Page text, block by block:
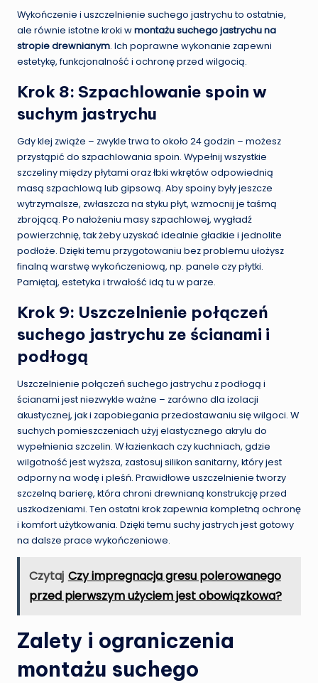
Wykończenie i uszczelnienie suchego jastrychu to ostatnie,
ale równie istotne kroki wmontażu suchego jastrychu na
stropie drewnianym. Ich poprawne wykonanie zapewni
estetykę, funkcjonalność i ochronę przed wilgocią.
Krok 8: Szpachlowanie spoin w
suchym jastrychu
Gdy klej zwiąże – zwykle trwa to około 24 godzin – możesz
przystąpić do szpachlowania spoin. Wypełnij wszystkie
szczeliny między płytami oraz łbki wkrętów odpowiednią
masą szpachlową lub gipsową. Aby spoiny były jeszcze
wytrzymalsze, zwłaszcza na styku płyt, wzmocnij je taśmą
zbrojącą. Po nałożeniu masy szpachlowej, wygładź
powierzchnię, tak żeby uzyskać idealnie gładkie i jednolite
podłoże. Dzięki temu przygotowaniu bez problemu ułożysz
finalną warstwę wykończeniową, np. panele czy płytki.
Pamiętaj, estetyka i trwałość idą tu w parze.
Krok 9: Uszczelnienie połączeń
suchego jastrychu ze ścianami i
podłogą
Uszczelnienie połączeń suchego jastrychu z podłogą i
ścianami jest niezwykle ważne – zarówno dla izolacji
akustycznej, jak i zapobiegania przedostawaniu się wilgoci. W
suchych pomieszczeniach użyj elastycznego akrylu do
wypełnienia szczelin. W łazienkach czy kuchniach, gdzie
wilgotność jest wyższa, zastosuj silikon sanitarny, który jest
odporny na wodę i pleśń. Prawidłowe uszczelnienie tworzy
szczelną barierę, która chroni drewnianą konstrukcję przed
uszkodzeniami. Ten ostatni krok zapewnia kompletną ochronę
i komfort użytkowania. Dzięki temu suchy jastrych jest gotowy
na dalsze prace wykończeniowe.
Czytaj Czy impregnacja gresu polerowanego
przed pierwszym użyciem jest obowiązkowa?
Zalety i ograniczenia
montażu suchego